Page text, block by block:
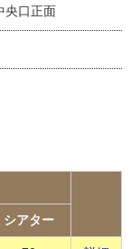
央口正面
シアター